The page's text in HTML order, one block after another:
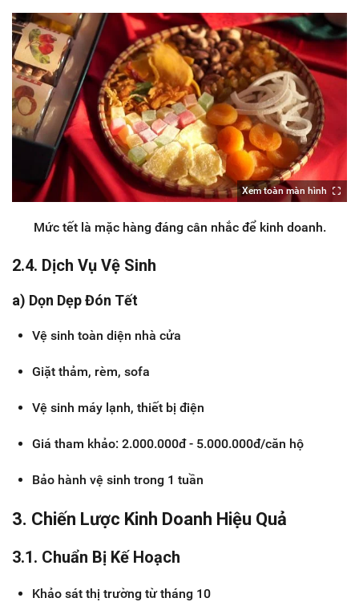
Xem toàn màn hình
Mức tết là mặc hàng đáng cân nhắc để kinh doanh.
2.4. Dịch Vụ Vệ Sinh
a) Dọn Dẹp Đón Tết
Vệ sinh toàn diện nhà cửa
Giặt thảm, rèm, sofa
Vệ sinh máy lạnh, thiết bị điện
Giá tham khảo: 2.000.000đ - 5.000.000đ/căn hộ
Bảo hành vệ sinh trong 1 tuần
3. Chiến Lược Kinh Doanh Hiệu Quả
3.1. Chuẩn Bị Kế Hoạch
Khảo sát thị trường từ tháng 10